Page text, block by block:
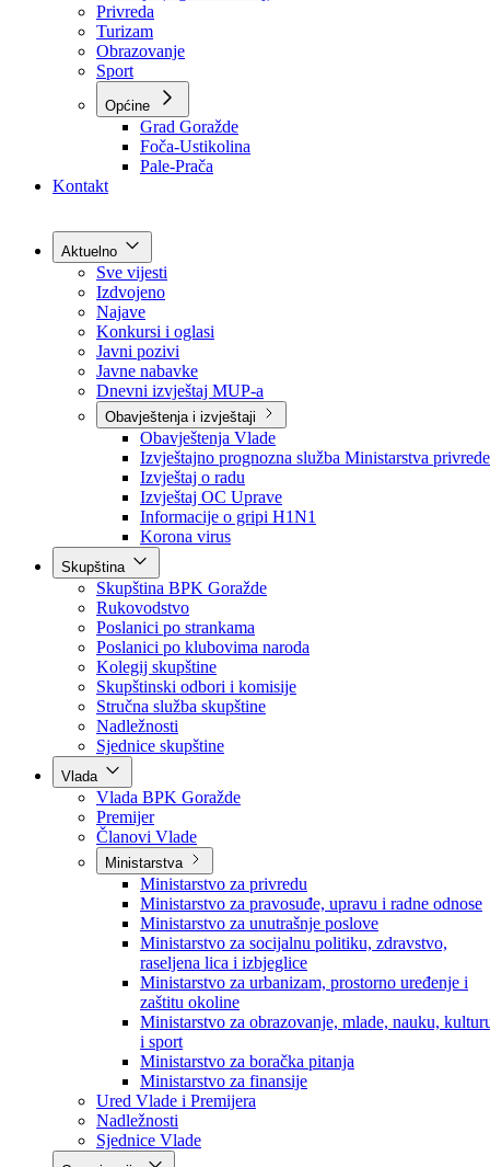
O kantonu
Simboli kantona (Grb, zastava)
Historija (digitalni muzej)
Privreda
Turizam
Obrazovanje
Sport
Općine
Kontakt
Aktuelno
Sve vijesti
Izdvojeno
Najave
Konkursi i oglasi
Javni pozivi
Javne nabavke
Dnevni izvještaj MUP-a
Obavještenja i izvještaji
Obavještenja Vlade
Izvještajno prognozna služba Ministarstva privrede
Izvještaj o radu
Izvještaj OC Uprave
Informacije o gripi H1N1
Korona virus
Skupština
Skupština BPK Goražde
Rukovodstvo
Poslanici po strankama
Poslanici po klubovima naroda
Kolegij skupštine
Skupštinski odbori i komisije
Stručna služba skupštine
Nadležnosti
Sjednice skupštine
Vlada
Vlada BPK Goražde
Premijer
Članovi Vlade
Ministarstva
Ministarstvo za privredu
Ministarstvo za pravosuđe, upravu i radne odnose
Ministarstvo za unutrašnje poslove
Ministarstvo za socijalnu politiku, zdravstvo,
raseljena lica i izbjeglice
Ministarstvo za urbanizam, prostorno uređenje i
zaštitu okoline
Ministarstvo za obrazovanje, mlade, nauku,
i sport
Ministarstvo za boračka pitanja
Ministarstvo za finansije
Ured Vlade i Premijera